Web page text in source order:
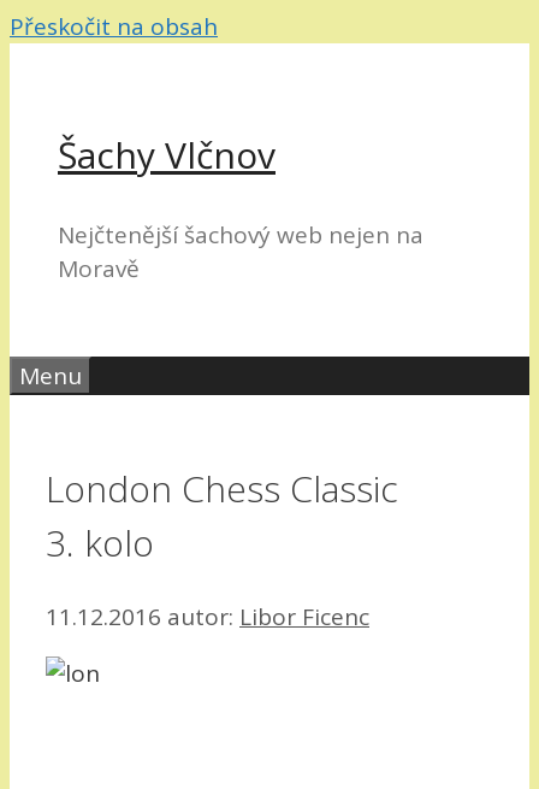
Přeskočit na obsah
Šachy Vlčnov
Nejčtenější šachový web nejen na
Moravě
Menu
London Chess Classic
3. kolo
11.12.2016 autor: Libor Ficenc